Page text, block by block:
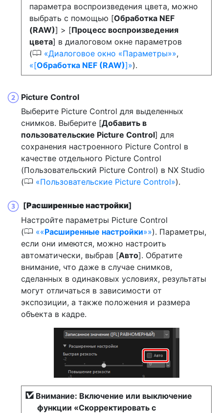
параметра воспроизведения цвета, можно
выбрать с помощью [Обработка NEF
(RAW)] > [Процесс воспроизведения
цвета] в диалоговом окне параметров
(0 Диалоговое окно «Параметры» ,
[Обработка NEF (RAW)] ).
Picture Control
Выберите Picture Control для выделенных
снимков. Выберите [Добавить в
пользовательские Picture Control] для
сохранения настроенного Picture Control в
качестве отдельного Picture Control
(Пользовательский Picture Control) в NX Studio
(0 Пользовательские Picture Control ).
[Расширенные настройки]
Настройте параметры Picture Control
(0 «Расширенные настройки» ). Параметры,
если они имеются, можно настроить
автоматически, выбрав [Авто]. Обратите
внимание, что даже в случае снимков,
сделанных в одинаковых условиях, результаты
могут отличаться в зависимости от
экспозиции, а также положения и размера
объекта в кадре.
Внимание: Включение или выключение
функции «Скорректировать с